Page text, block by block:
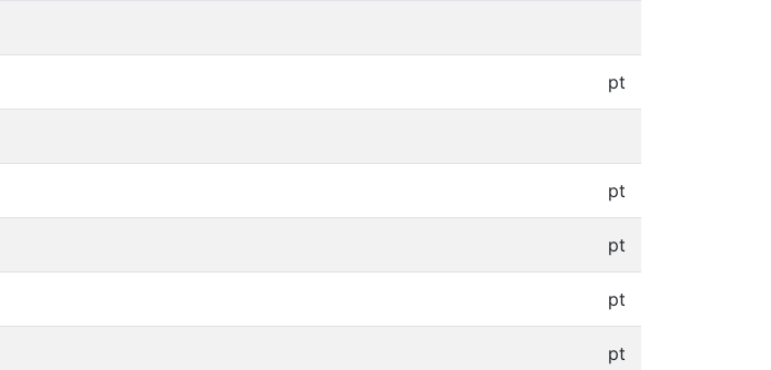
pt
pt
pt
pt
pt